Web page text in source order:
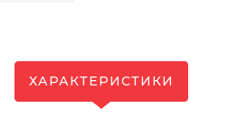
ХАРАКТЕРИСТИКИ